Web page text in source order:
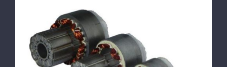
DETTAGLI